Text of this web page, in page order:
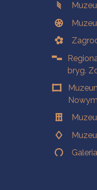
bryg.